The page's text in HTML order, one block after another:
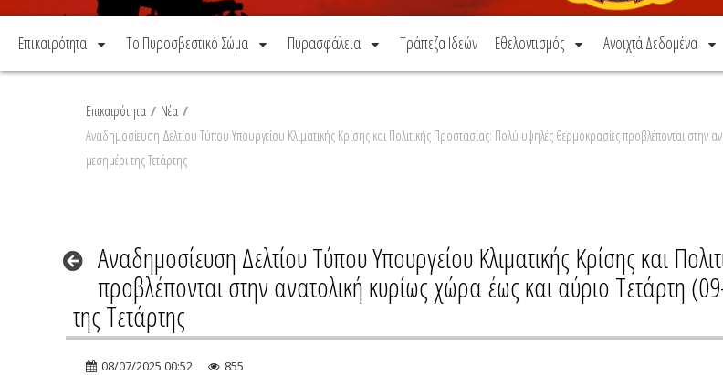
Επικαιρότητα Το Πυροσβεστικό Σώμα Πυρασφάλεια Τράπεζα Ιδεών Εθελοντισμός Ανοιχτά Δεδομένα
Επικαιρότητα / Νέα /
Αναδημοσίευση Δελτίου Τύπου Υπουργείου Κλιματικής Κρίσης και Πολιτικής Προστασίας: Πολύ υψηλές θερμοκρασίες προβλέπονται στην
μεσημέρι της Τετάρτης
Αναδημοσίευση Δελτίου Τύπου Υπουργείου Κλιματικής Κρίσης και
προβλέπονται στην ανατολική κυρίως χώρα έως και αύριο Τετάρτη
της Τετάρτης
08/07/2025 00:52 855